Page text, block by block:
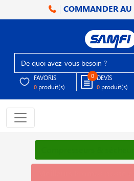
COMMANDER AU
FAVORIS
0 produit(s)
0 DEVIS
0 produit(s)